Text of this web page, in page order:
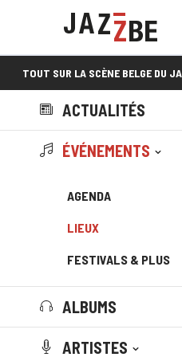
TOUT SUR LA SCÈNE BELGE DU
ACTUALITÉS
ÉVÉNEMENTS
AGENDA
LIEUX
FESTIVALS & PLUS
ALBUMS
ARTISTES